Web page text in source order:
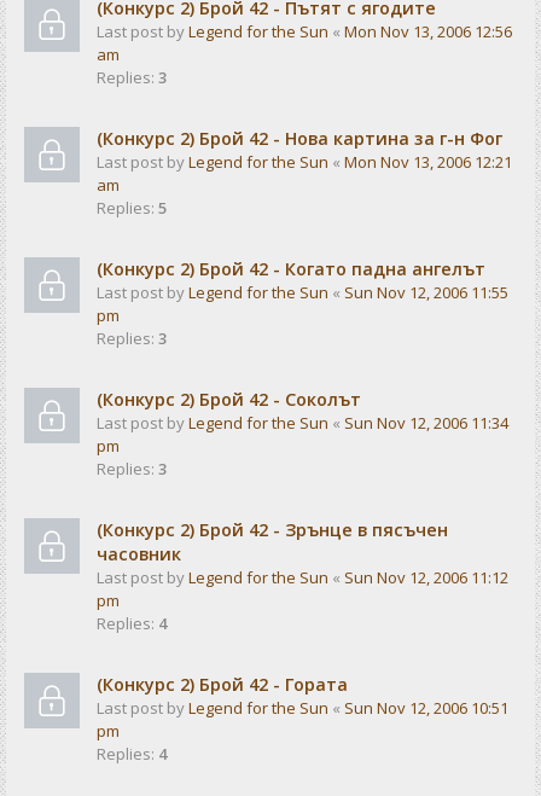
(Конкурс 2) Брой 42 - Пътят с ягодите
Last post byLegend for the Sun « Mon Nov 13, 2006 12:56
am
Replies: 3
(Конкурс 2) Брой 42 - Нова картина за г-н Фог
Last post byLegend for the Sun « Mon Nov 13, 2006 12:21
am
Replies: 5
(Конкурс 2) Брой 42 - Когато падна ангелът
Last post byLegend for the Sun « Sun Nov 12, 2006 11:55
pm
Replies: 3
(Конкурс 2) Брой 42 - Соколът
Last post byLegend for the Sun « Sun Nov 12, 2006 11:34
pm
Replies: 3
(Конкурс 2) Брой 42 - Зрънце в пясъчен
часовник
Last post byLegend for the Sun « Sun Nov 12, 2006 11:12
pm
Replies: 4
(Конкурс 2) Брой 42 - Гората
Last post byLegend for the Sun « Sun Nov 12, 2006 10:51
pm
Replies: 4